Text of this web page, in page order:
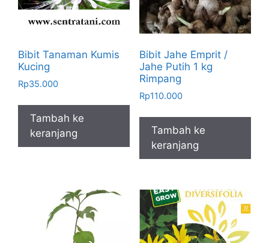
Bibit Tanaman Kumis
Kucing
Rp35.000
Tambah ke
keranjang
Bibit Jahe Emprit /
Jahe Putih 1 kg
Rimpang
Rp110.000
Tambah ke
keranjang